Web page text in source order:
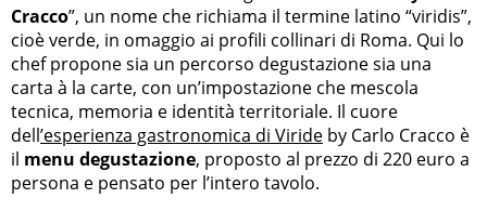
Cracco”, un nome che richiama il termine latino “viridis”,
cioè verde, in omaggio ai profili collinari di Roma. Qui lo
chef propone sia un percorso degustazione sia una
carta à la carte, con un’impostazione che mescola
tecnica, memoria e identità territoriale. Il cuore
dell’esperienza gastronomica di Viride by Carlo Cracco è
il menu degustazione, proposto al prezzo di 220 euro a
persona e pensato per l’intero tavolo.